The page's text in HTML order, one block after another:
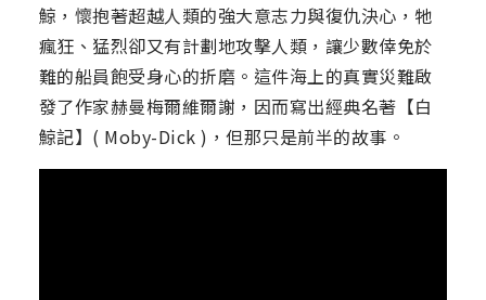
鯨，懷抱著超越人類的強大意志力與復仇決心，牠
瘋狂、猛烈卻又有計劃地攻擊人類，讓少數倖免於
難的船員飽受身心的折磨。這件海上的真實災難啟
發了作家赫曼梅爾維爾謝，因而寫出經典名著【白
鯨記】( Moby-Dick )，但那只是前半的故事。